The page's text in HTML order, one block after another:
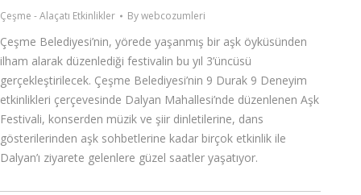
Çeşme - Alaçatı Etkinlikler Bywebcozumleri
Çeşme Belediyesi’nin, yörede yaşanmış bir aşk öyküsünden
ilham alarak düzenlediği festivalin bu yıl 3’üncüsü
gerçekleştirilecek. Çeşme Belediyesi’nin 9 Durak 9 Deneyim
etkinlikleri çerçevesinde Dalyan Mahallesi’nde düzenlenen Aşk
Festivali, konserden müzik ve şiir dinletilerine, dans
gösterilerinden aşk sohbetlerine kadar birçok etkinlik ile
Dalyan’ı ziyarete gelenlere güzel saatler yaşatıyor.